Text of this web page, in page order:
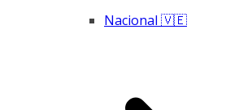
Nacional 🇻🇪